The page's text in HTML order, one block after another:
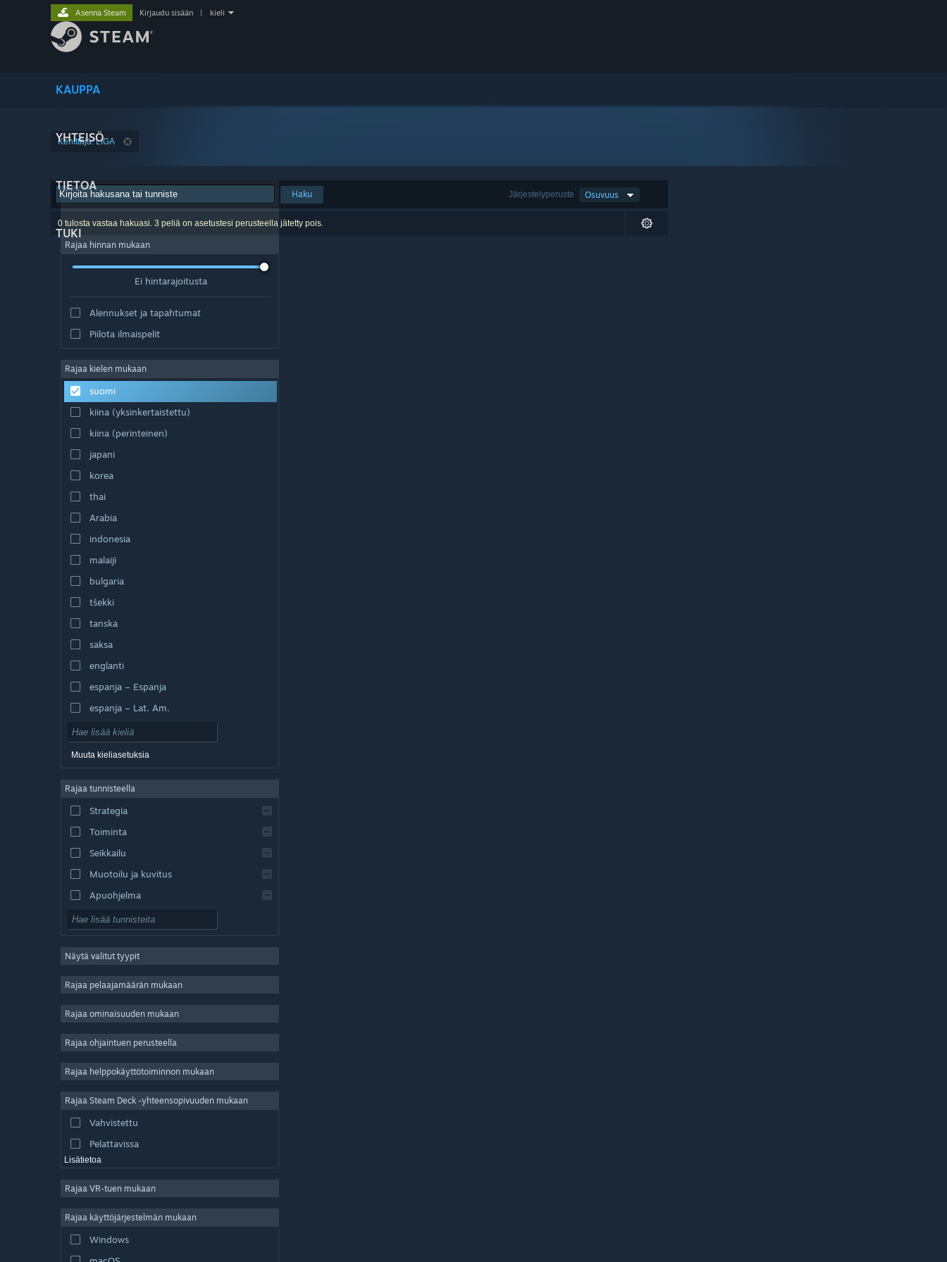
KAUPPA
YHTEISÖ
TIETOA
TUKI
Asenna Steam Kirjaudu sisään kieli
Kehittäjä: LIGA
Järjestelyperuste Osuvuus
Haku
0 tulosta vastaa hakuasi. 3 peliä on asetustesi perusteella jätetty pois.
Rajaa hinnan mukaan
Ei hintarajoitusta
Alennukset ja tapahtumat
Piilota ilmaispelit
Rajaa kielen mukaan
suomi
kiina (yksinkertaistettu)
kiina (perinteinen)
japani
korea
thai
Arabia
indonesia
malaiji
bulgaria
tšekki
tanska
saksa
englanti
espanja – Espanja
espanja – Lat. Am.
Muuta kieliasetuksia
Rajaa tunnisteella
Strategia
Toiminta
Seikkailu
Muotoilu ja kuvitus
Apuohjelma
Pelaa ilmaiseksi
Massiivinen moninpeli
Indie
Simulaatio
Videotuotanto
Kuvankäsittely
Näytä valitut tyypit
Rajaa pelaajamäärän mukaan
Rajaa ominaisuuden mukaan
Rajaa ohjaintuen perusteella
Rajaa helppokäyttötoiminnon mukaan
Rajaa Steam Deck -yhteensopivuuden mukaan
Vahvistettu
Pelattavissa
Lisätietoa
Rajaa VR-tuen mukaan
Rajaa käyttöjärjestelmän mukaan
Windows